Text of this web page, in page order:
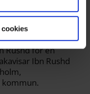
Rushd för en
Ibn Rushd
kommun.